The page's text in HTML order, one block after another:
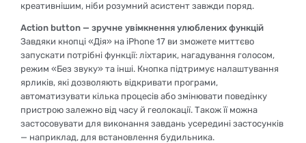
креативнішим, ніби розумний асистент завжди поряд.
Action button — зручне увімкнення улюблених функцій
Завдяки кнопці «Дія» на iPhone 17 ви зможете миттєво
запускати потрібні функції: ліхтарик, нагадування голосом,
режим «Без звуку» та інші. Кнопка підтримує налаштування
ярликів, які дозволяють відкривати програми,
автоматизувати кілька процесів або змінювати поведінку
пристрою залежно від часу й геолокації. Також її можна
застосовувати для виконання завдань усередині застосунків
— наприклад, для встановлення будильника.